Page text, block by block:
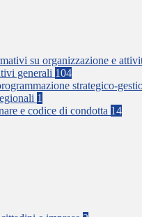
su organizzazione e
generali 104
strategico-
1
e codice di condotta 14